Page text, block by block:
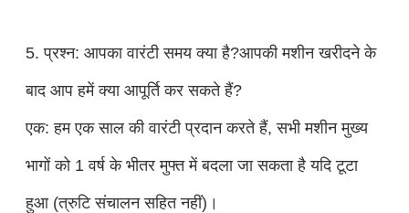
5. प्रश्न: आपका वारंटी समय क्या है?आपकी मशीन खरीदने के
बाद आप हमें क्या आपूर्ति कर सकते हैं?
एक: हम एक साल की वारंटी प्रदान करते हैं, सभी मशीन मुख्य
भागों को 1 वर्ष के भीतर मुफ्त में बदला जा सकता है यदि टूटा
हुआ (त्रुटि संचालन सहित नहीं)।